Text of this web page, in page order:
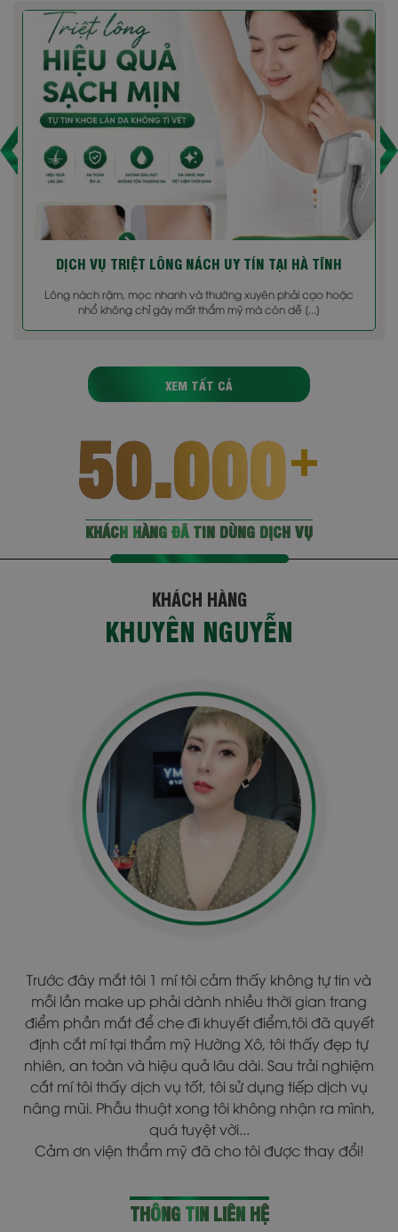
PHẦN 1- TALK SHOW VỀ " LÀM ĐẸP LÀ
NGHỆ THUẬT GIỮ HẠNH PHÚC"
GIỚI THIỆU VỀ THẨM MỸ VIỆN HƯỜNG XÔ
DỊCH VỤ TRIỆT LÔNG NÁCH UY TÍN TẠI HÀ TĨNH
Lông nách rậm, mọc nhanh và thường xuyên phải cạo hoặc
nhổ không chỉ gây mất thẩm mỹ mà còn dễ [...]
XEM TẤT CẢ
50.000+
KHÁCH HÀNG ĐÃ TIN DÙNG DỊCH VỤ
KHÁCH HÀNG
HỒNG NHUNG
Phụ nữ là phải đẹp, đi Spa là một trong những thói
quen của tôi để giữ gìn sức khỏe và chăm sóc cho vẻ
ngoài của mình....Tôi rất hài lòng về dịch vụ tại
thammyvienhuongxo.com, tôi đã chọn dịch vụ nâng
mũi tại đây. Hiện tại tôi đã có dáng mũi hoàn hảo!
THÔNG TIN LIÊN HỆ